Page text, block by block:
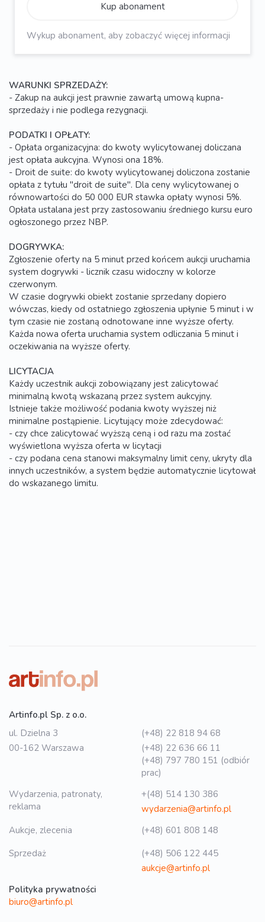
Kup abonament
Wykup abonament, aby zobaczyć więcej informacji
WARUNKI SPRZEDAŻY:
- Zakup na aukcji jest prawnie zawartą umową kupna-
sprzedaży i nie podlega rezygnacji.
PODATKI I OPŁATY:
- Opłata organizacyjna: do kwoty wylicytowanej doliczana
jest opłata aukcyjna. Wynosi ona 18%.
- Droit de suite: do kwoty wylicytowanej doliczona zostanie
opłata z tytułu "droit de suite". Dla ceny wylicytowanej o
równowartości do 50 000 EUR stawka opłaty wynosi 5%.
Opłata ustalana jest przy zastosowaniu średniego kursu euro
ogłoszonego przez NBP.
DOGRYWKA:
Zgłoszenie oferty na 5 minut przed końcem aukcji uruchamia
system dogrywki - licznik czasu widoczny w kolorze
czerwonym.
W czasie dogrywki obiekt zostanie sprzedany dopiero
wówczas, kiedy od ostatniego zgłoszenia upłynie 5 minut i w
tym czasie nie zostaną odnotowane inne wyższe oferty.
Każda nowa oferta uruchamia system odliczania 5 minut i
oczekiwania na wyższe oferty.
LICYTACJA
Każdy uczestnik aukcji zobowiązany jest zalicytować
minimalną kwotą wskazaną przez system aukcyjny.
Istnieje także możliwość podania kwoty wyższej niż
minimalne postąpienie. Licytujący może zdecydować:
- czy chce zalicytować wyższą ceną i od razu ma zostać
wyświetlona wyższa oferta w licytacji
- czy podana cena stanowi maksymalny limit ceny, ukryty dla
innych uczestników, a system będzie automatycznie licytował
do wskazanego limitu.
Artinfo.pl Sp. z o.o.
ul. Dzielna 3
00-162 Warszawa
(+48) 22 818 94 68
(+48) 22 636 66 11
(+48) 797 780 151 (odbiór
prac)
Wydarzenia, patronaty,
reklama
+(48) 514 130 386
wydarzenia@artinfo.pl
Aukcje, zlecenia
(+48) 601 808 148
Sprzedaż
(+48) 506 122 445
aukcje@artinfo.pl
Polityka prywatności
biuro@artinfo.pl